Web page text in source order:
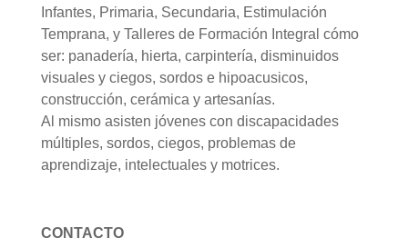
Infantes, Primaria, Secundaria, Estimulación
Temprana, y Talleres de Formación Integral cómo
ser: panadería, hierta, carpintería, disminuidos
visuales y ciegos, sordos e hipoacusicos,
construcción, cerámica y artesanías.
Al mismo asisten jóvenes con discapacidades
múltiples, sordos, ciegos, problemas de
aprendizaje, intelectuales y motrices.
CONTACTO